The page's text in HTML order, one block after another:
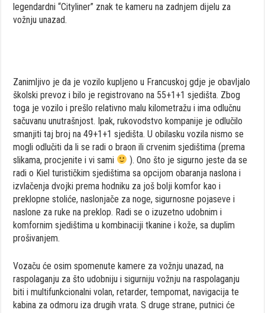
legendardni “Cityliner” znak te kameru na zadnjem dijelu za
vožnju unazad.
Zanimljivo je da je vozilo kupljeno u Francuskoj gdje je obavljalo
školski prevoz i bilo je registrovano na 55+1+1 sjedišta. Zbog
toga je vozilo i prešlo relativno malu kilometražu i ima odlučnu
sačuvanu unutrašnjost. Ipak, rukovodstvo kompanije je odlučilo
smanjiti taj broj na 49+1+1 sjedišta. U obilasku vozila nismo se
mogli odlučiti da li se radi o braon ili crvenim sjedištima (prema
slikama, procjenite i vi sami
). Ono što je sigurno jeste da se
radi o Kiel turističkim sjedištima sa opcijom obaranja naslona i
izvlačenja dvojki prema hodniku za još bolji komfor kao i
preklopne stoliće, naslonjače za noge, sigurnosne pojaseve i
naslone za ruke na preklop. Radi se o izuzetno udobnim i
komfornim sjedištima u kombinaciji tkanine i kože, sa duplim
prošivanjem.
Vozaču će osim spomenute kamere za vožnju unazad, na
raspolaganju za što udobniju i sigurniju vožnju na raspolaganju
biti i multifunkcionalni volan, retarder, tempomat, navigacija te
kabina za odmoru iza drugih vrata. S druge strane, putnici će